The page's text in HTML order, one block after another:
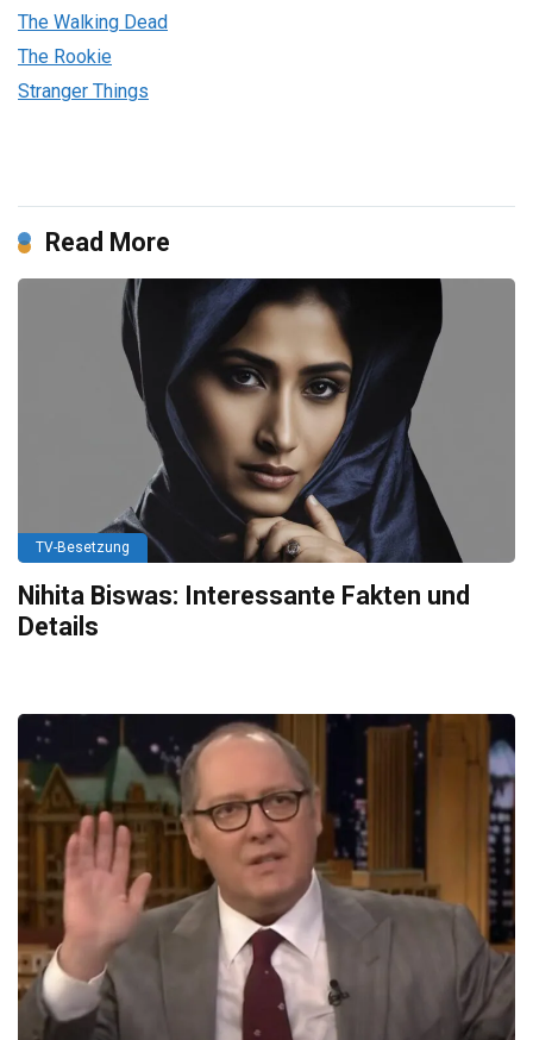
The Walking Dead
The Rookie
Stranger Things
Read More
TV-Besetzung
Nihita Biswas: Interessante Fakten und
Details